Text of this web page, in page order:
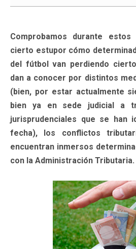
Comprobamos durante
cierto estupor cómo
del fútbol van perdiendo
dan a conocer por distintos
(bien, por estar actualmente
bien ya en sede judicial a
jurisprudenciales que se han
fecha), los conflictos
encuentran inmersos
con la Administración Tributaria.